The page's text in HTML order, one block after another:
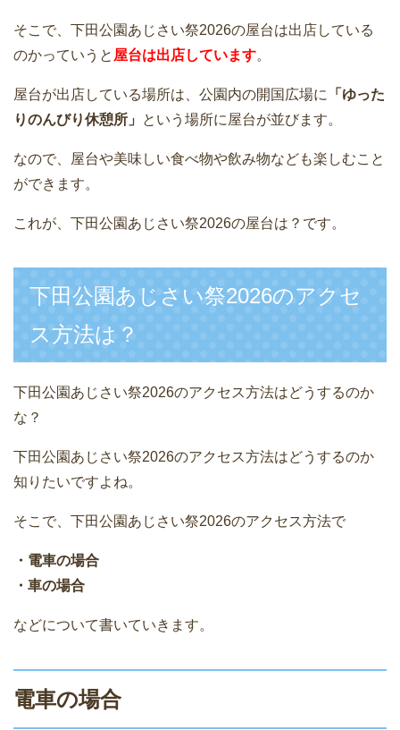
そこで、下田公園あじさい祭2026の屋台は出店している
のかっていうと 屋台は出店しています。
屋台が出店している場所は、公園内の開国広場に
「ゆった
りのんびり休憩所」 という場所に屋台が並びます。
なので、屋台や美味しい食べ物や飲み物なども楽しむこと
ができます。
これが、下田公園あじさい祭2026の屋台は？です。
下田公園あじさい祭2026のアクセ
ス方法は？
下田公園あじさい祭2026のアクセス方法はどうするのか
な？
下田公園あじさい祭2026のアクセス方法はどうするのか
知りたいですよね。
そこで、下田公園あじさい祭2026のアクセス方法で
・電車の場合
・車の場合
などについて書いていきます。
電車の場合